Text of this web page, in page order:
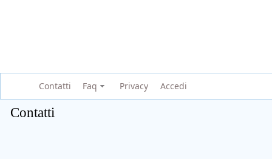
Contatti Faq Privacy Accedi
Contatti